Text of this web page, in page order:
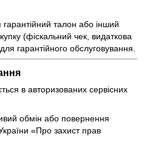
талон або інший
(фіскальний чек, видаткова
гарантійного обслуговування.
в авторизованих сервісних
обмін або повернення
«Про захист прав